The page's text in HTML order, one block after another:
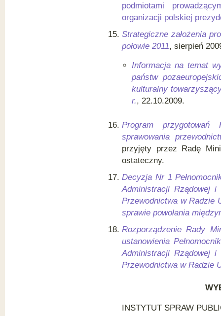
podmiotami
organizacji polskiej
Strategiczne założenia
połowie 2011, sierpień
Informacja na temat
państw
kulturalny
r., 22.10.2009.
Program
sprawowania
przyjęty przez Radę
ostateczny.
Decyzja Nr 1
Administracji Rządowej i
Przewodnictwa w Radzie
sprawie powołania
Rozporządzenie Rady
ustanowienia
Administracji Rządowej i
Przewodnictwa w Radzie
INSTYTUT SPRAW